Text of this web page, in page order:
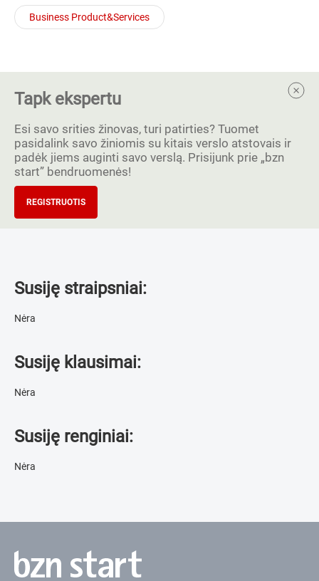
Business Product&Services
Tapk ekspertu
Esi savo srities žinovas, turi patirties? Tuomet
pasidalink savo žiniomis su kitais verslo atstovais ir
padėk jiems auginti savo verslą. Prisijunk prie „bzn
start” bendruomenės!
REGISTRUOTIS
Susiję straipsniai:
Nėra
Susiję klausimai:
Nėra
Susiję renginiai:
Nėra